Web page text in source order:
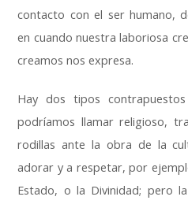
contacto con el ser humano,
en cuando nuestra laboriosa
creamos nos expresa.
Hay dos tipos
podríamos llamar religioso,
rodillas ante la obra de la
adorar y a respetar,por
Estado, o la Divinidad; pero